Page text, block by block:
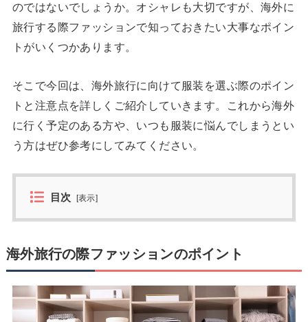
のではないでしょうか。オシャレも大切ですが、海外に
旅行する際ファッションで知っておきたい大事なポイン
トがいくつかあります。
そこで今回は、海外旅行に向けて服装を選ぶ際のポイン
トと注意点を詳しくご紹介していきます。これから海外
に行く予定のある方や、いつも服装に悩んでしまうとい
う方はぜひ参考にしてみてください。
目次 [表示]
海外旅行の際ファッションのポイント